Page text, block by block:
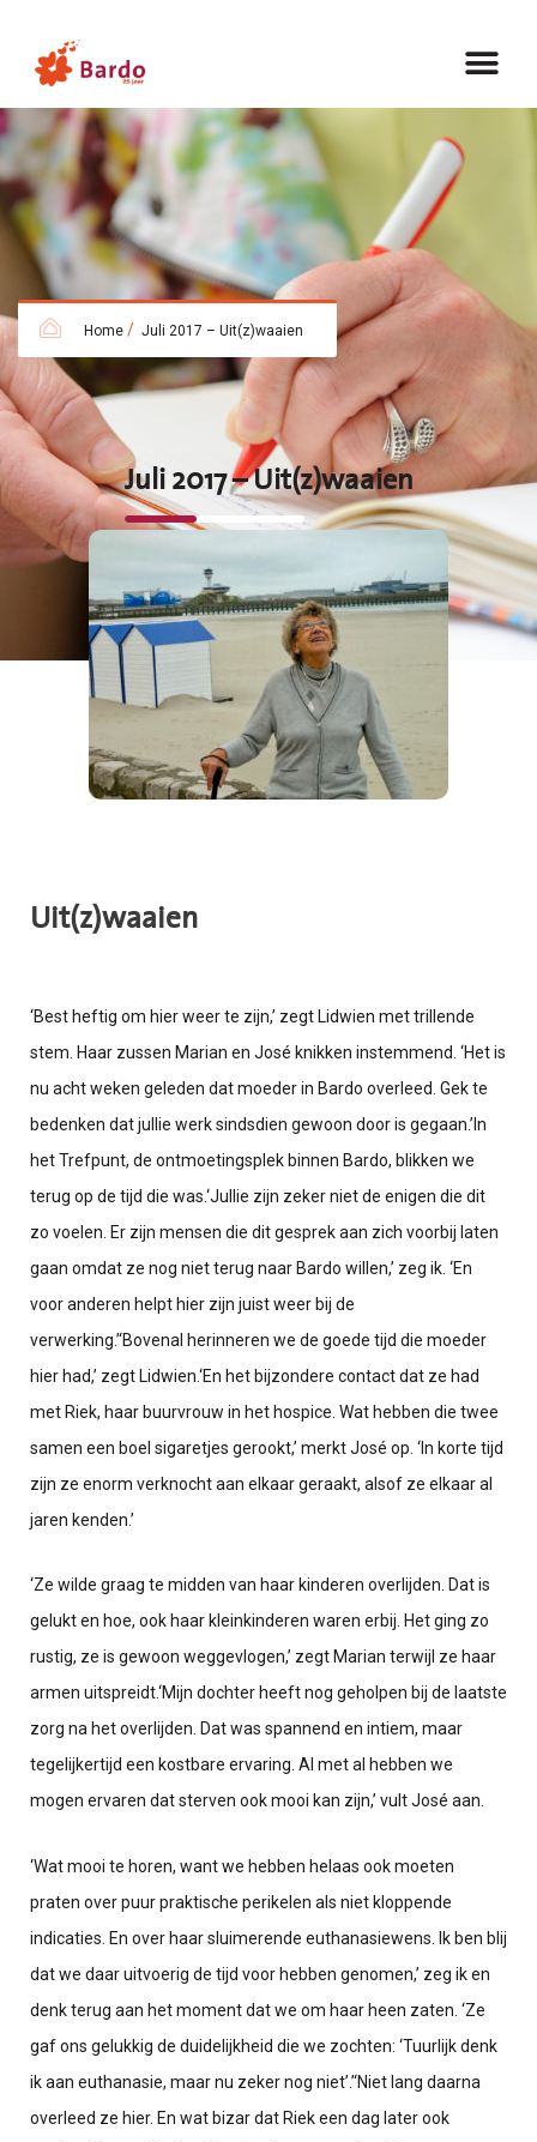
Home / Juli 2017 – Uit(z)waaien
Juli 2017 – Uit(z)waaien
Uit(z)waaien
‘Best heftig om hier weer te zijn,’ zegt Lidwien met trillende
stem. Haar zussen Marian en José knikken instemmend. ‘Het is
nu acht weken geleden dat moeder in Bardo overleed. Gek te
bedenken dat jullie werk sindsdien gewoon door is gegaan.’In
het Trefpunt, de ontmoetingsplek binnen Bardo, blikken we
terug op de tijd die was.‘Jullie zijn zeker niet de enigen die dit
zo voelen. Er zijn mensen die dit gesprek aan zich voorbij laten
gaan omdat ze nog niet terug naar Bardo willen,’ zeg ik. ‘En
voor anderen helpt hier zijn juist weer bij de
verwerking.’‘Bovenal herinneren we de goede tijd die moeder
hier had,’ zegt Lidwien.‘En het bijzondere contact dat ze had
met Riek, haar buurvrouw in het hospice. Wat hebben die twee
samen een boel sigaretjes gerookt,’ merkt José op. ‘In korte tijd
zijn ze enorm verknocht aan elkaar geraakt, alsof ze elkaar al
jaren kenden.’
‘Ze wilde graag te midden van haar kinderen overlijden. Dat is
gelukt en hoe, ook haar kleinkinderen waren erbij. Het ging zo
rustig, ze is gewoon weggevlogen,’ zegt Marian terwijl ze haar
armen uitspreidt.‘Mijn dochter heeft nog geholpen bij de laatste
zorg na het overlijden. Dat was spannend en intiem, maar
tegelijkertijd een kostbare ervaring. Al met al hebben we
mogen ervaren dat sterven ook mooi kan zijn,’ vult José aan.
‘Wat mooi te horen, want we hebben helaas ook moeten
praten over puur praktische perikelen als niet kloppende
indicaties. En over haar sluimerende euthanasiewens. Ik ben blij
dat we daar uitvoerig de tijd voor hebben genomen,’ zeg ik en
denk terug aan het moment dat we om haar heen zaten. ‘Ze
gaf ons gelukkig de duidelijkheid die we zochten: ‘Tuurlijk denk
ik aan euthanasie, maar nu zeker nog niet’.’‘Niet lang daarna
overleed ze hier. En wat bizar dat Riek een dag later ook